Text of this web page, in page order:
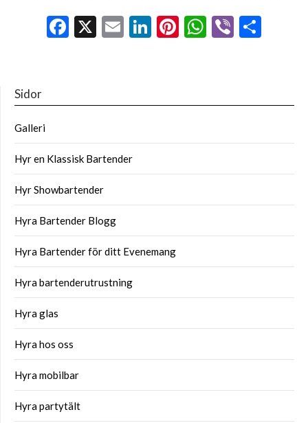
Facebook
X EmailLinkedIn
Pinterest
WhatsApp
Viber
Sidor
Galleri
Hyr en Klassisk Bartender
Hyr Showbartender
Hyra Bartender Blogg
Hyra Bartender för ditt Evenemang
Hyra bartenderutrustning
Hyra glas
Hyra hos oss
Hyra mobilbar
Hyra partytält